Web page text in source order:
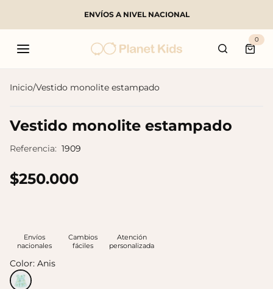
ENVÍOS A NIVEL NACIONAL
0
Inicio/Vestido monolite estampado
Vestido monolite estampado
Referencia: 1909
$250.000
Envíos
nacionales
Cambios
fáciles
Atención
personalizada
Color: Anis
Buscar
Productos populares